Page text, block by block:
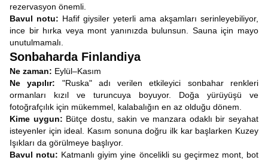
rezervasyon önemli.
Bavul notu: Hafif giysiler yeterli ama akşamları serinleyebiliyor,
ince bir hırka veya mont yanınızda bulunsun. Sauna için mayo
unutulmamalı.
Sonbaharda Finlandiya
Ne zaman: Eylül–Kasım
Ne yapılır: "Ruska" adı verilen etkileyici sonbahar renkleri
ormanları kızıl ve turuncuya boyuyor. Doğa yürüyüşü ve
fotoğrafçılık için mükemmel, kalabalığın en az olduğu dönem.
Kime uygun: Bütçe dostu, sakin ve manzara odaklı bir seyahat
isteyenler için ideal. Kasım sonuna doğru ilk kar başlarken Kuzey
Işıkları da görülmeye başlıyor.
Bavul notu: Katmanlı giyim yine öncelikli su geçirmez mont, bot